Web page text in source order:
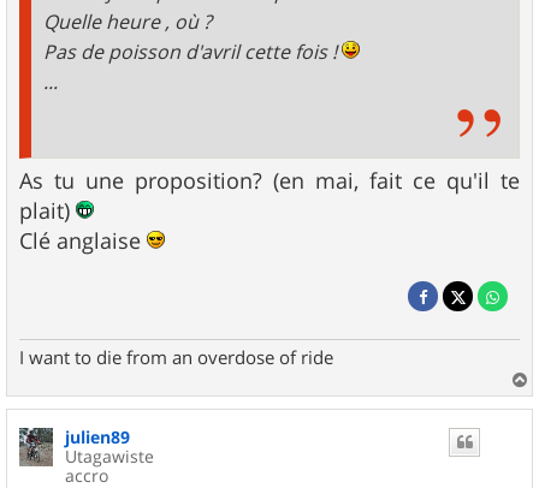
Quelle heure , où ?
Pas de poisson d'avril cette fois !
...
As tu une proposition? (en mai, fait ce qu'il te
plait)
Clé anglaise
I want to die from an overdose of ride
a
u
julien89
Utagawiste
accro